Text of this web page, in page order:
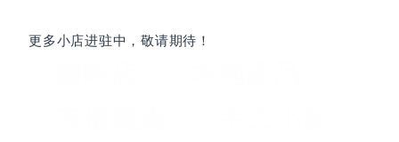
更多小店进驻中， 敬请期待！